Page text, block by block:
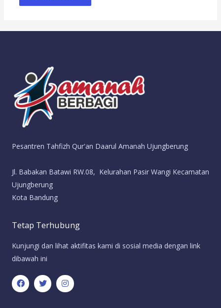
Pesantren Tahfizh Qur'an Daarul Amanah Ujungberung
Jl. Babakan Batawi RW.08, Kelurahan Pasir Wangi Kecamatan
Ujungberung
Kota Bandung
Tetap Terhubung
Kunjungi dan lihat aktifitas kami di sosial media dengan link
dibawah ini